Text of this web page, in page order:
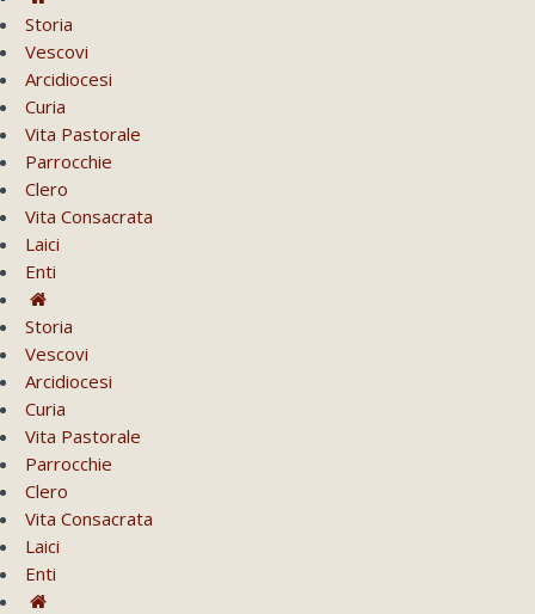
Storia
Vescovi
Arcidiocesi
Curia
Vita Pastorale
Parrocchie
Clero
Vita Consacrata
Laici
Enti
Storia
Vescovi
Arcidiocesi
Curia
Vita Pastorale
Parrocchie
Clero
Vita Consacrata
Laici
Enti